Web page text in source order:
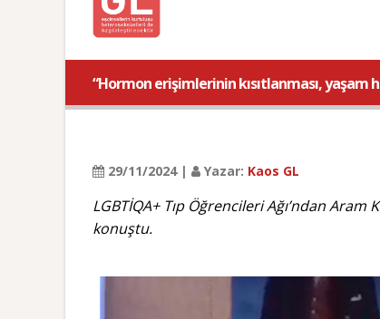
“Hormon erişimlerinin kısıtlanması, yaşam
29/11/2024 | Yazar: Kaos GL
LGBTİQA+ Tıp Öğrencileri Ağı’ndan
konuştu.